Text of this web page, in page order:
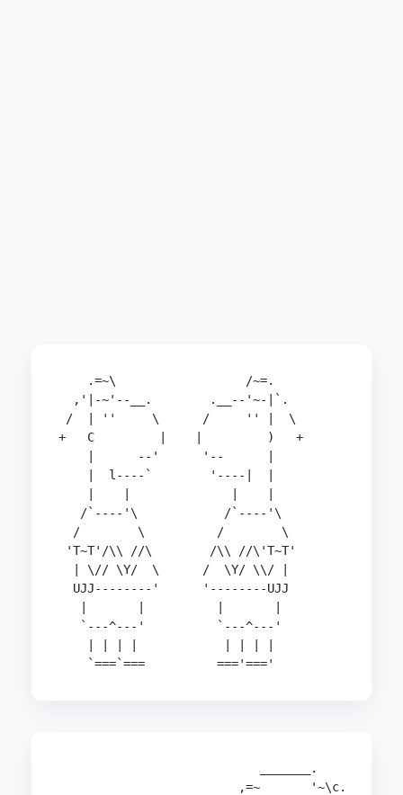
    .=~\                  /~=.
  ,'|-~'--__.        .__--'~-|`.
/  | ''     \      /     '' |  \
+   C         |    |         )   +
    |      --'      '--      |
    |  l----`        '----|  |
   /`----'\            /`----'\
  /        \          /        \
'T~T'/\\ //\        /\\ //\'T~T'
  | \// \Y/  \      /  \Y/ \\/ |
  UJJ--------'      '--------UJJ
   `---^---'          `---^---'
    `===`===          ==='==='
                            _______.
                         ,=~       '~\c.